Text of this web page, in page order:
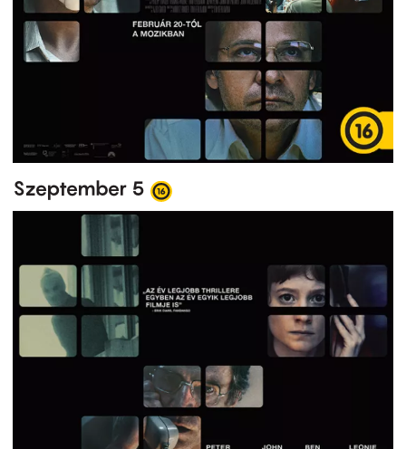
Szeptember 5